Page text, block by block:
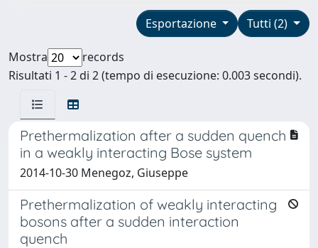
Tutti (2)
Esportazione
Mostra
records
Risultati 1 - 2 di 2 (tempo di esecuzione: 0.003 secondi).
Prethermalization after a sudden quench
in a weakly interacting Bose system
2014-10-30 Menegoz, Giuseppe
Prethermalization of weakly interacting
bosons after a sudden interaction
quench